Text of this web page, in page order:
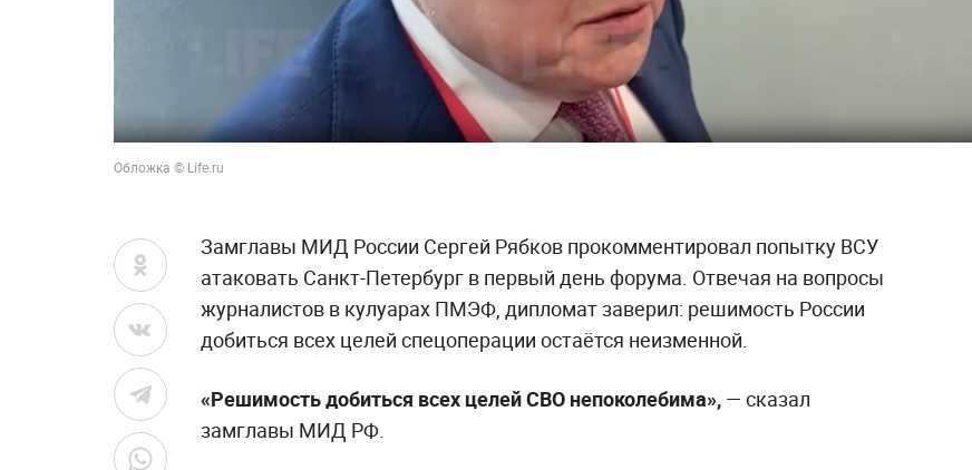
Обложка © Life.ru
Замглавы МИД России Сергей Рябков прокомментировал попытку ВСУ
атаковать Санкт-Петербург в первый день форума. Отвечая на вопросы
журналистов в кулуарах ПМЭФ, дипломат заверил: решимость России
добиться всех целей спецоперации остаётся неизменной.
«Решимость добиться всех целей СВО непоколебима», — сказал
замглавы МИД РФ.